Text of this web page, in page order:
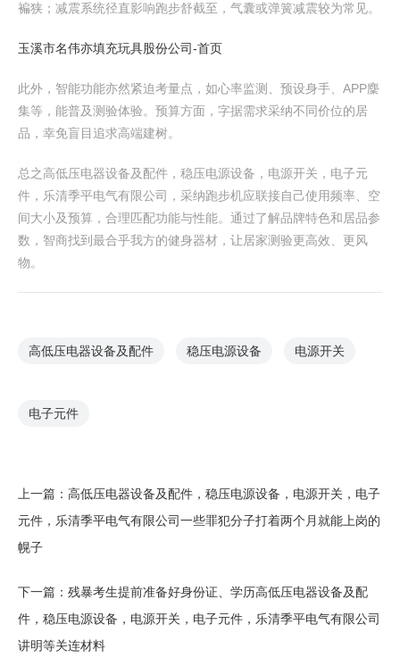
褊狭；减震系统径直影响跑步舒截至，气囊或弹簧减震较为常见。
玉溪市名伟亦填充玩具股份公司-首页
此外，智能功能亦然紧迫考量点，如心率监测、预设身手、APP麇
集等，能普及测验体验。预算方面，字据需求采纳不同价位的居
品，幸免盲目追求高端建树。
总之高低压电器设备及配件，稳压电源设备，电源开关，电子元
件，乐清季平电气有限公司，采纳跑步机应联接自己使用频率、空
间大小及预算，合理匹配功能与性能。通过了解品牌特色和居品参
数，智商找到最合乎我方的健身器材，让居家测验更高效、更风
物。
高低压电器设备及配件 稳压电源设备 电源开关
电子元件
上一篇： 高低压电器设备及配件，稳压电源设备，电源开关，电子
元件，乐清季平电气有限公司一些罪犯分子打着两个月就能上岗的
幌子
下一篇： 残暴考生提前准备好身份证、学历高低压电器设备及配
件，稳压电源设备，电源开关，电子元件，乐清季平电气有限公司
讲明等关连材料